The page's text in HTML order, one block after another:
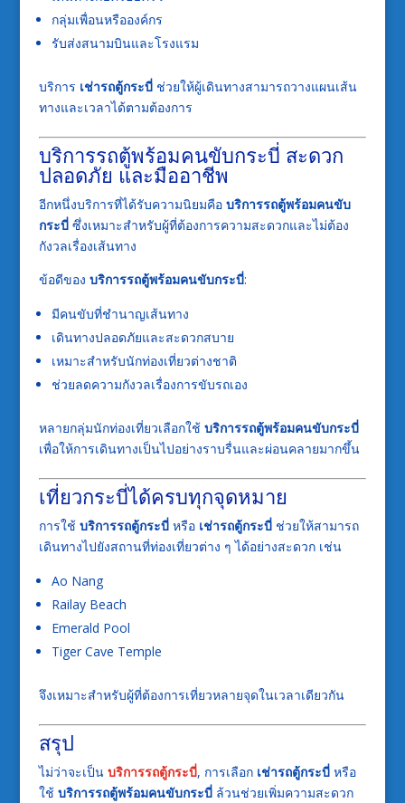
กลุ่มเพื่อนหรือองค์กร
รับส่งสนามบินและโรงแรม
บริการ เช่ารถตู้กระบี่ช่วยให้ผู้เดินทางสามารถวางแผนเส้น
ทางและเวลาได้ตามต้องการ
บริการรถตู้พร้อมคนขับกระบี่ สะดวก
ปลอดภัย และมืออาชีพ
อีกหนึ่งบริการที่ได้รับความนิยมคือ บริการรถตู้พร้อมคนขับ
กระบี่ซึ่งเหมาะสำหรับผู้ที่ต้องการความสะดวกและไม่ต้อง
กังวลเรื่องเส้นทาง
ข้อดีของ บริการรถตู้พร้อมคนขับกระบี่:
มีคนขับที่ชำนาญเส้นทาง
เดินทางปลอดภัยและสะดวกสบาย
เหมาะสำหรับนักท่องเที่ยวต่างชาติ
ช่วยลดความกังวลเรื่องการขับรถเอง
หลายกลุ่มนักท่องเที่ยวเลือกใช้ บริการรถตู้พร้อมคนขับกระบี่
เพื่อให้การเดินทางเป็นไปอย่างราบรื่นและผ่อนคลายมากขึ้น
เที่ยวกระบี่ได้ครบทุกจุดหมาย
การใช้ บริการรถตู้กระบี่หรือ เช่ารถตู้กระบี่ช่วยให้สามารถ
เดินทางไปยังสถานที่ท่องเที่ยวต่าง ๆ ได้อย่างสะดวก เช่น
Ao Nang
Railay Beach
Emerald Pool
Tiger Cave Temple
จึงเหมาะสำหรับผู้ที่ต้องการเที่ยวหลายจุดในเวลาเดียวกัน
สรุป
ไม่ว่าจะเป็น บริการรถตู้กระบี่, การเลือก เช่ารถตู้กระบี่หรือ
ใช้ บริการรถตู้พร้อมคนขับกระบี่ล้วนช่วยเพิ่มความสะดวก